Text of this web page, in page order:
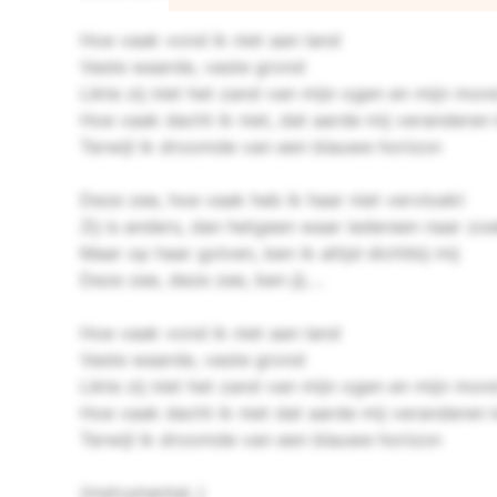
Hoe vaak vond ik niet aan land
Vaste waarde, vaste grond
Likte zij niet het zand van mijn ogen en mijn mond
Hoe vaak dacht ik niet, dat aarde mij veranderen
Terwijl ik droomde van een blauwe horizon
Deze zee, hoe vaak heb ik haar niet vervloekt
Zij is anders, dan hetgeen waar iedereen naar
Maar op haar golven, ben ik altijd dichtbij mij
Deze zee, deze zee, ben jij….
Hoe vaak vond ik niet aan land
Vaste waarde, vaste grond
Likte zij niet het zand van mijn ogen en mijn mond
Hoe vaak dacht ik niet dat aarde mij veranderen
Terwijl ik droomde van een blauwe horizon
(instrumental..)